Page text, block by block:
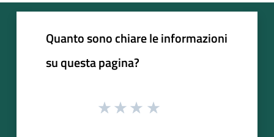
Quanto sono chiare le informazioni
su questa pagina?